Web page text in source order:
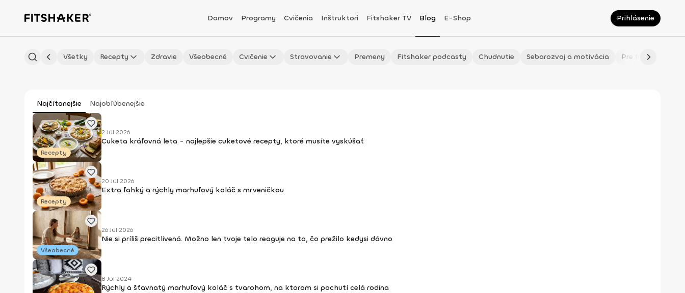
Domov Programy Cvičenia Inštruktori Fitshaker TV Blog E-Shop Prihlásenie
Všetky Recepty Zdravie Všeobecné Cvičenie Stravovanie Premeny Fitshaker podcasty Chudnutie Sebarozvoj a motivácia Pre fitmaminky
Najčítanejšie Najobľúbenejšie
Recepty
2 Júl 2026
Cuketa kráľovná leta - najlepšie cuketové recepty, ktoré musíte vyskúšať
Recepty
20 Júl 2026
Extra ľahký a rýchly marhuľový koláč s mrveničkou
Všeobecné
26 Júl 2026
Nie si príliš precitlivená. Možno len tvoje telo reaguje na to, čo prežilo kedysi dávno
8 Júl 2024
Rýchly a šťavnatý marhuľový koláč s tvarohom, na ktorom si pochutí celá rodina